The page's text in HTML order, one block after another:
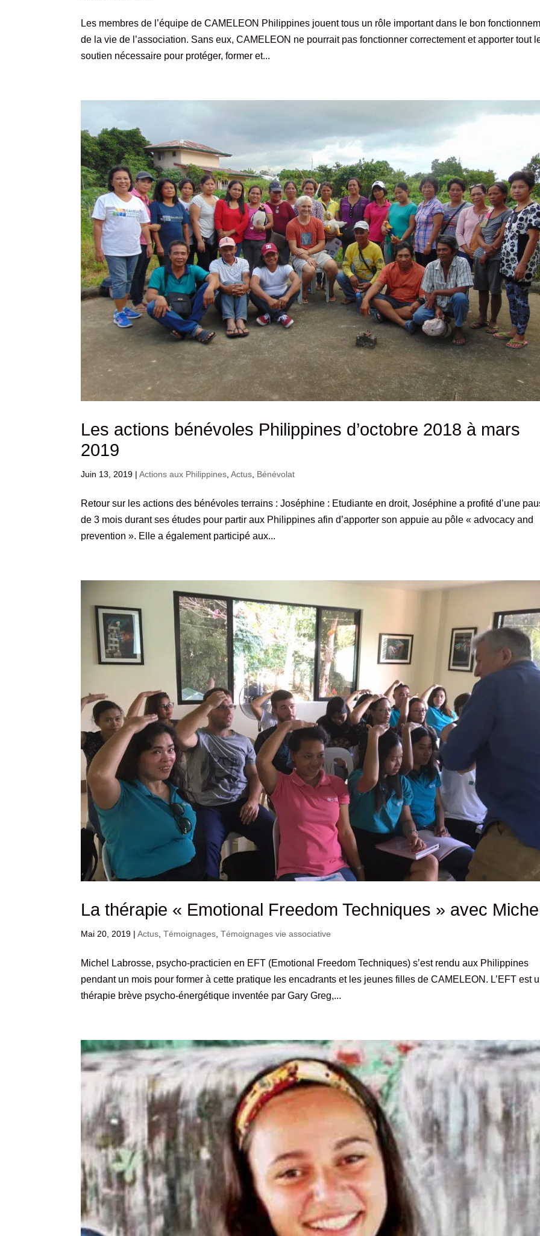
Les membres de l’équipe de CAMELEON Philippines jouent tous un rôle important dans le bon
de la vie de l’association. Sans eux, CAMELEON ne pourrait pas fonctionner correctement et apporter tout
soutien nécessaire pour protéger, former et...
Les actions bénévoles Philippines d’octobre 2018 à mars
2019
Juin 13, 2019 |Actions aux Philippines ,Actus Bénévolat
Retour sur les actions des bénévoles terrains : Joséphine : Etudiante en droit, Joséphine a profité d’une
de 3 mois durant ses études pour partir aux Philippines afin d’apporter son appuie au pôle « advocacy and
prevention ». Elle a également participé aux...
La thérapie « Emotional Freedom Techniques » avec
Mai 20, 2019 |Actus ,Témoignages ,Témoignages vie associative
Michel Labrosse, psycho-practicien en EFT (Emotional Freedom Techniques) s’est rendu aux Philippines
pendant un mois pour former à cette pratique les encadrants et les jeunes filles de CAMELEON. L’EFT est
thérapie brève psycho-énergétique inventée par Gary Greg,...